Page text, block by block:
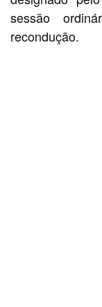
sessão
recondução.